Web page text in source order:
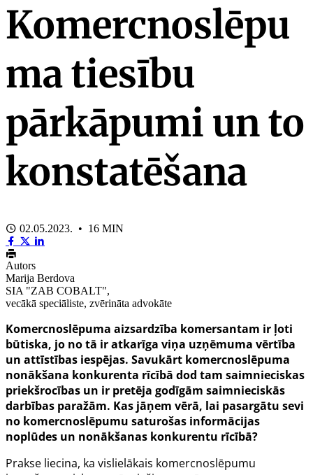
Komercnoslēpu
ma tiesību
pārkāpumi un to
konstatēšana
02.05.2023. • 16 MIN
Autors
Marija Berdova
SIA "ZAB COBALT",
vecākā speciāliste, zvērināta advokāte
Komercnoslēpuma aizsardzība komersantam ir ļoti
būtiska, jo no tā ir atkarīga viņa uzņēmuma vērtība
un attīstības iespējas. Savukārt komercnoslēpuma
nonākšana konkurenta rīcībā dod tam saimnieciskas
priekšrocības un ir pretēja godīgām saimnieciskās
darbības paražām. Kas jāņem vērā, lai pasargātu sevi
no komercnoslēpumu saturošas informācijas
noplūdes un nonākšanas konkurentu rīcībā?
Prakse liecina, ka vislielākais komercnoslēpumu